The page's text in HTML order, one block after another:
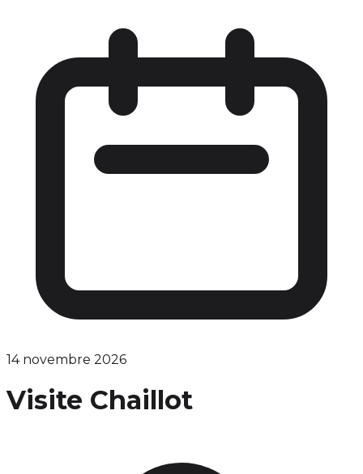
14 novembre 2026
Visite Chaillot